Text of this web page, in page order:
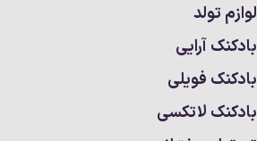
لوازم تولد
بادکنک آرایی
بادکنک فویلی
بادکنک لاتکسی